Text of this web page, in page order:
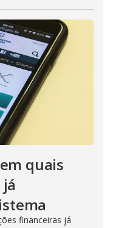
quais
financeiras já